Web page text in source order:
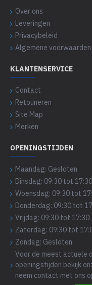
Over ons
Leveringen
Privacybeleid
Algemene voorwaarden
KLANTENSERVICE
Contact
Retouneren
Site Map
Merken
OPENINGSTIJDEN
Maandag: Gesloten
Dinsdag: 09:30 tot 17:30
Woensdag: 09:30 tot
Donderdag: 09:30 tot
Vrijdag: 09:30 tot 17:30
Zaterdag: 09:30 tot
Zondag: Gesloten
Voor de meest actuele
openingstijden bekijk
neem contact met ons